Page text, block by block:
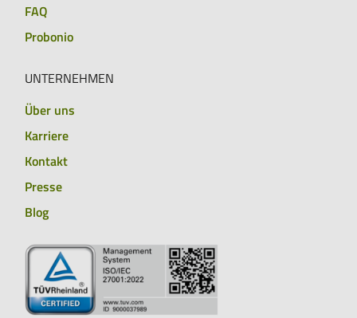
FAQ
Probonio
UNTERNEHMEN
Über uns
Karriere
Kontakt
Presse
Blog